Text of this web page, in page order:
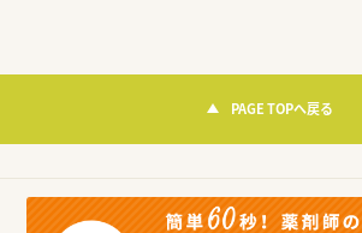
PAGE TOPへ戻る